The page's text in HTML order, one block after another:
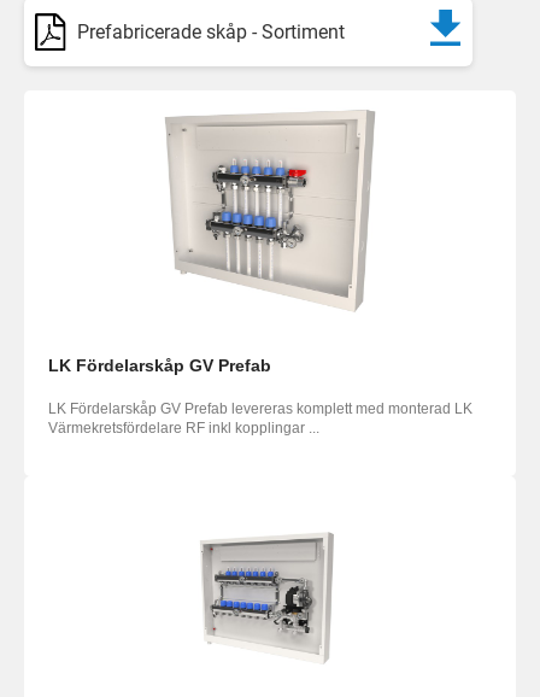
Prefabricerade skåp - Sortiment
LK Fördelarskåp GV Prefab
LK Fördelarskåp GV Prefab levereras komplett med monterad LK
Värmekretsfördelare RF inkl kopplingar ...